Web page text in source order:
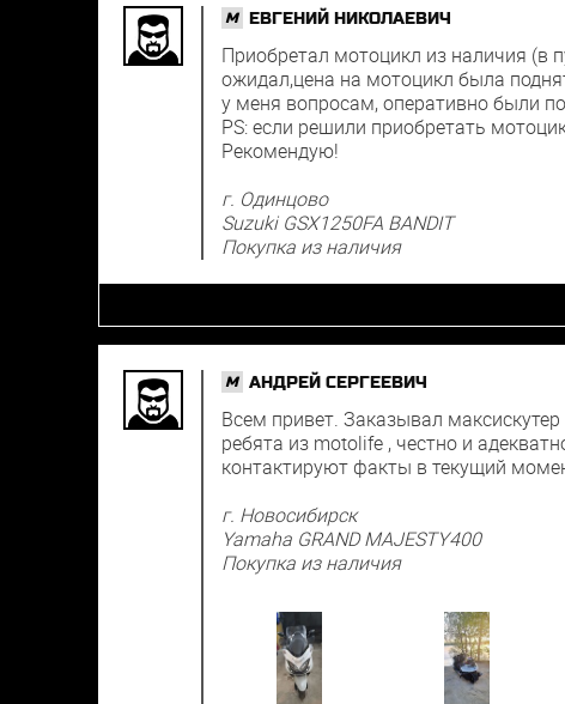
M ЕВГЕНИЙ НИКОЛАЕВИЧ
Приобретал мотоцикл из наличия (в
ожидал,цена на мотоцикл была
у меня вопросам, оперативно были
PS: если решили приобретать
Рекомендую!
г. Одинцово
Suzuki GSX1250FA BANDIT
Покупка из наличия
M АНДРЕЙ СЕРГЕЕВИЧ
Всем привет. Заказывал
ребята из motolife , честно и
контактируют факты в текущий
г. Новосибирск
Yamaha GRAND MAJESTY400
Покупка из наличия